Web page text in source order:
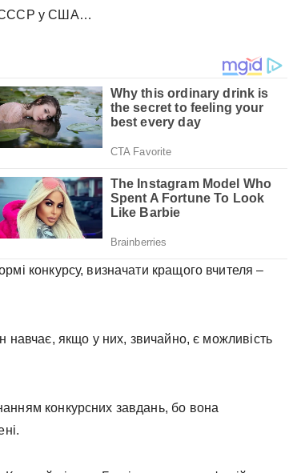
СССР у США…
конкурсу, визначати кращого вчителя –
навчає, якщо у них, звичайно, є можливість
конкурсних завдань, бо вона